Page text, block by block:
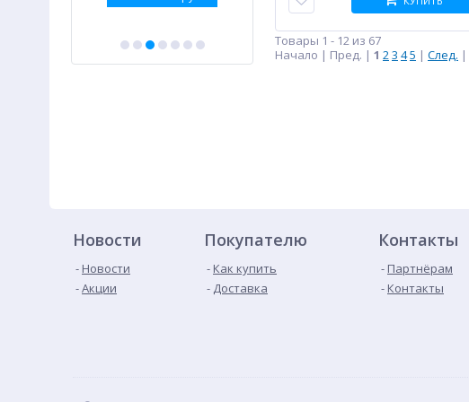
Товары 1 - 12 из 67
Начало | Пред. | 1 23 45 | След. |
Новости
Новости
Акции
Покупателю
Как купить
Доставка
Контакты
Партнёрам
Контакты